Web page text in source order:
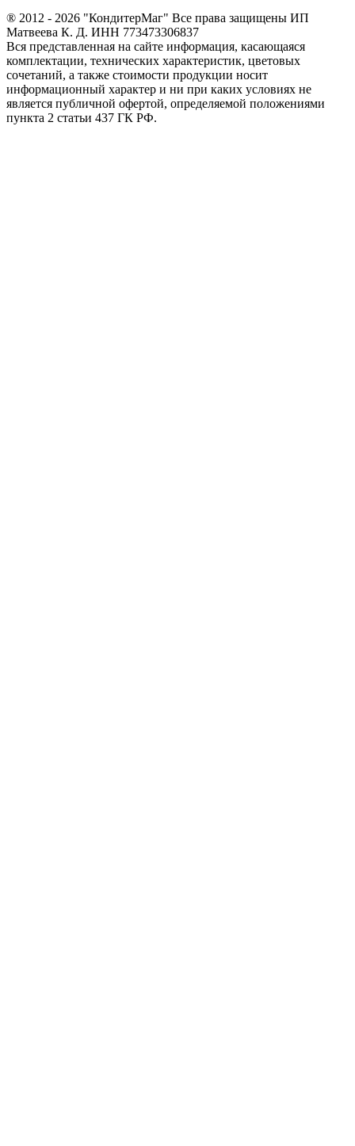
® 2012 - 2026 "КондитерМаг" Все права защищены ИП
Матвеева К. Д. ИНН 773473306837
Вся представленная на сайте информация, касающаяся
комплектации, технических характеристик, цветовых
сочетаний, а также стоимости продукции носит
информационный характер и ни при каких условиях не
является публичной офертой, определяемой положениями
пункта 2 статьи 437 ГК РФ.